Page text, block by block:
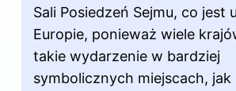
Sali Posiedzeń Sejmu, co jest
Europie, ponieważ wiele
takie wydarzenie w bardziej
symbolicznych miejscach, jak